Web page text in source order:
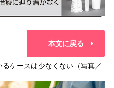
本文に戻る
ケースは少なくない（写真／